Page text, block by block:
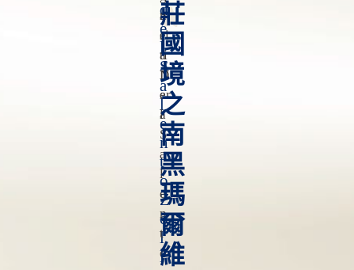

d
e
l
S
a
l
e
n
t
o
Z
o
l
l
莊
國
境
之
南
黑
瑪
爾
維
N
E
Ti
D
E
L
S
A
L
E
N
T
O
A
Si
A
N
Er
A